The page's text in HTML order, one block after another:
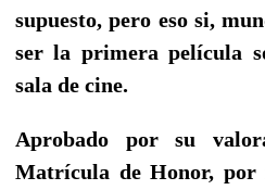
supuesto, pero eso si,
ser la primera película
sala de cine.
Aprobado por su
Matrícula de Honor,